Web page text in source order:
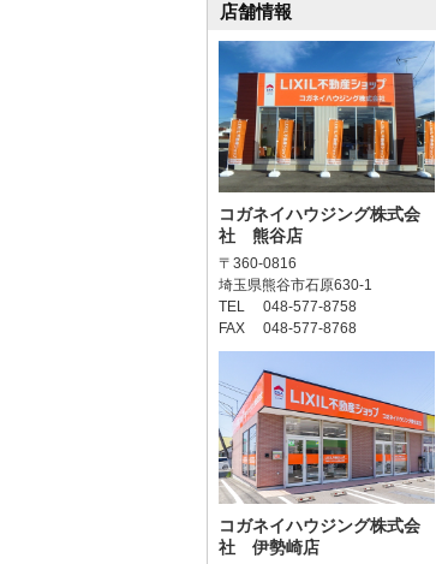
店舗情報
コガネイハウジング株式会
社 熊谷店
〒360-0816
埼玉県熊谷市石原630-1
TEL 048-577-8758
FAX 048-577-8768
コガネイハウジング株式会
社 伊勢崎店